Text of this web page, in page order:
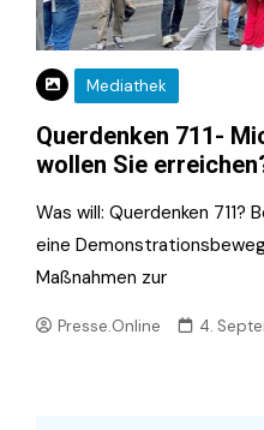
Mediathek
Querdenken 711-
wollen Sie
Was will: Querdenken 711?
eine
Maßnahmen zur
Presse.Online 4.